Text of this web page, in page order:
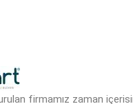
firmamız zaman